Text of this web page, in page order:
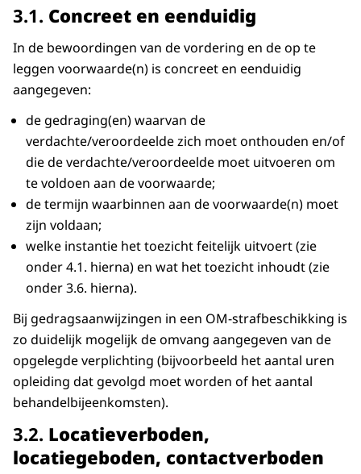
3.1. Concreet en eenduidig
In de bewoordingen van de vordering en de op te
leggen voorwaarde(n) is concreet en eenduidig
aangegeven:
de gedraging(en) waarvan de
verdachte/veroordeelde zich moet onthouden en/of
die de verdachte/veroordeelde moet uitvoeren om
te voldoen aan de voorwaarde;
de termijn waarbinnen aan de voorwaarde(n) moet
zijn voldaan;
welke instantie het toezicht feitelijk uitvoert (zie
onder 4.1. hierna) en wat het toezicht inhoudt (zie
onder 3.6. hierna).
Bij gedragsaanwijzingen in een OM-strafbeschikking is
zo duidelijk mogelijk de omvang aangegeven van de
opgelegde verplichting (bijvoorbeeld het aantal uren
opleiding dat gevolgd moet worden of het aantal
behandelbijeenkomsten).
​​​​​​​3.2. Locatieverboden,
locatiegeboden, contactverboden